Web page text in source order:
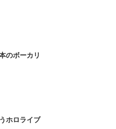
のボーカリ
ホロライブ